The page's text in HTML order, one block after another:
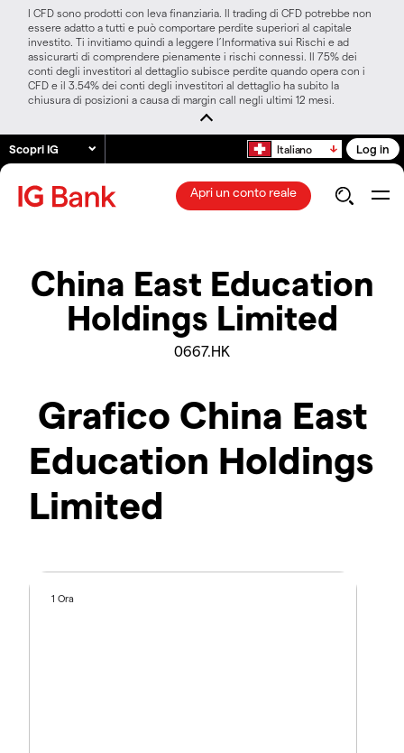
I CFD sono prodotti con leva finanziaria. Il trading di CFD potrebbe non
essere adatto a tutti e può comportare perdite superiori al capitale
investito. Ti invitiamo quindi a leggere l’Informativa sui Rischi e ad
assicurarti di comprendere pienamente i rischi connessi. Il 75% dei
conti degli investitori al dettaglio subisce perdite quando opera con i
CFD e il 3.54% dei conti degli investitori al dettaglio ha subito la
chiusura di posizioni a causa di margin call negli ultimi 12 mesi.
Scopri IG Italiano Log in
Apri un conto reale
China East Education
Holdings Limited
0667.HK
Grafico China East
Education Holdings
Limited
1 Ora